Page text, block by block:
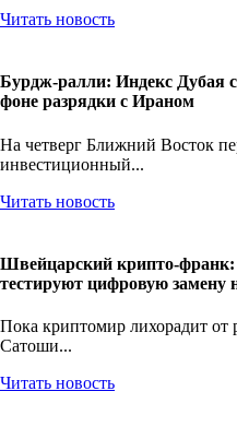
Читать новость
Бурдж-ралли: Индекс Дубая
фоне разрядки с Ираном
На четверг Ближний Восток
инвестиционный...
Читать новость
Швейцарский крипто-франк:
тестируют цифровую замену
Пока криптомир лихорадит от
Сатоши...
Читать новость